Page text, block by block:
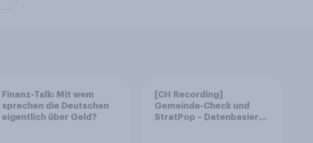
Finanz-Talk: Mit wem
sprechen die Deutschen
eigentlich über Geld?
[CH Recording]
Gemeinde-Check und
StratPop – Datenbasierte